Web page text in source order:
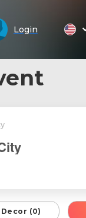
Login
Decor (0)